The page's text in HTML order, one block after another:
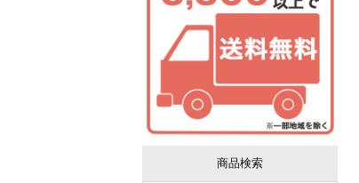
商品検索